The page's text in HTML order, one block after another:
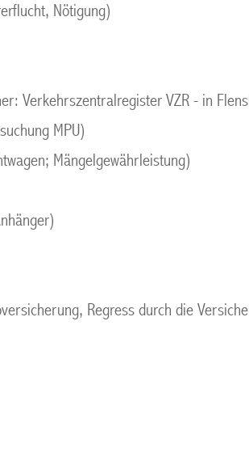
Nötigung)
Verkehrszentralregister VZR - in
MPU)
Mängelgewährleistung)
Regress durch die